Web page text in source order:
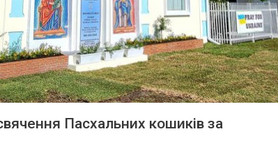
Пасхальних кошиків за